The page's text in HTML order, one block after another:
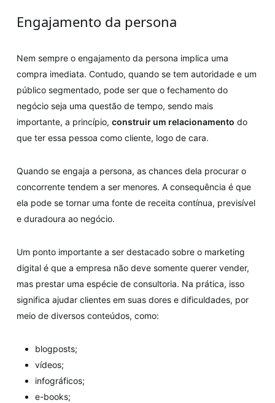
Engajamento da persona
Nem sempre o engajamento da persona implica uma
compra imediata. Contudo, quando se tem autoridade e um
público segmentado, pode ser que o fechamento do
negócio seja uma questão de tempo, sendo mais
importante, a princípio, construir um relacionamento do
que ter essa pessoa como cliente, logo de cara.
Quando se engaja a persona, as chances dela procurar o
concorrente tendem a ser menores. A consequência é que
ela pode se tornar uma fonte de receita contínua, previsível
e duradoura ao negócio.
Um ponto importante a ser destacado sobre o marketing
digital é que a empresa não deve somente querer vender,
mas prestar uma espécie de consultoria. Na prática, isso
significa ajudar clientes em suas dores e dificuldades, por
meio de diversos conteúdos, como:
blogposts;
vídeos;
infográficos;
e-books;